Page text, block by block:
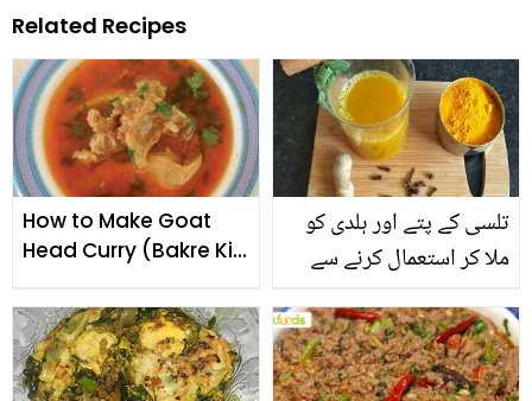
Related Recipes
How to Make Goat
Head Curry (Bakre Ki
تلسی کے پتے اور ہلدی کو
ملا کر استعمال کرنے سے
میں اس ڈرنک کا استعمال
کس قدر فائدے مند ثابت ہو